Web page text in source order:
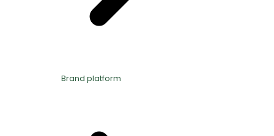
Brand platform